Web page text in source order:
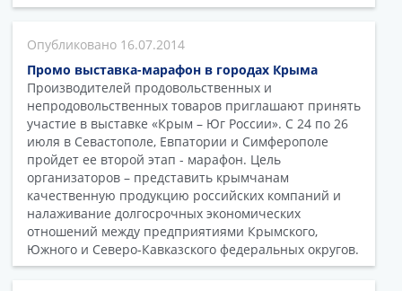
16.07.2014
Промо выставка-марафон в городах Крыма
Производителей продовольственных и
непродовольственных товаров приглашают принять
участие в выставке «Крым – Юг России». С 24 по 26
июля в Севастополе, Евпатории и Симферополе
пройдет ее второй этап - марафон. Цель
организаторов – представить крымчанам
качественную продукцию российских компаний и
налаживание долгосрочных экономических
отношений между предприятиями Крымского,
Южного и Северо-Кавказского федеральных округов.